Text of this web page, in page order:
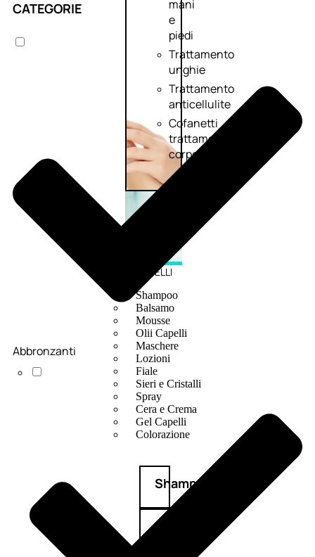
mani
e
piedi
Trattamento
unghie
Trattamento
anticellulite
Cofanetti
trattamento
corpo
CAPELLI
Shampoo
Balsamo
Mousse
Olii Capelli
Maschere
Lozioni
Fiale
Sieri e Cristalli
Spray
Cera e Crema
Gel Capelli
Colorazione
Shampoo
Balsamo
CATEGORIE
Abbronzanti